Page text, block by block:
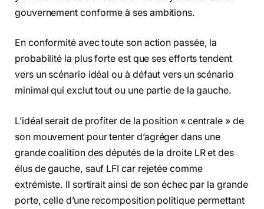
gouvernement conforme à ses ambitions.
En conformité avec toute son action passée, la
probabilité la plus forte est que ses efforts tendent
vers un scénario idéal ou à défaut vers un scénario
minimal qui exclut tout ou une partie de la gauche.
L’idéal serait de profiter de la position « centrale » de
son mouvement pour tenter d’agréger dans une
grande coalition des députés de la droite LR et des
élus de gauche, sauf LFI car rejetée comme
extrémiste. Il sortirait ainsi de son échec par la grande
porte, celle d’une recomposition politique permettant